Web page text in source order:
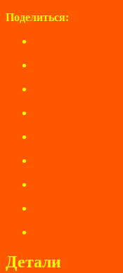
Поделиться:
Детали